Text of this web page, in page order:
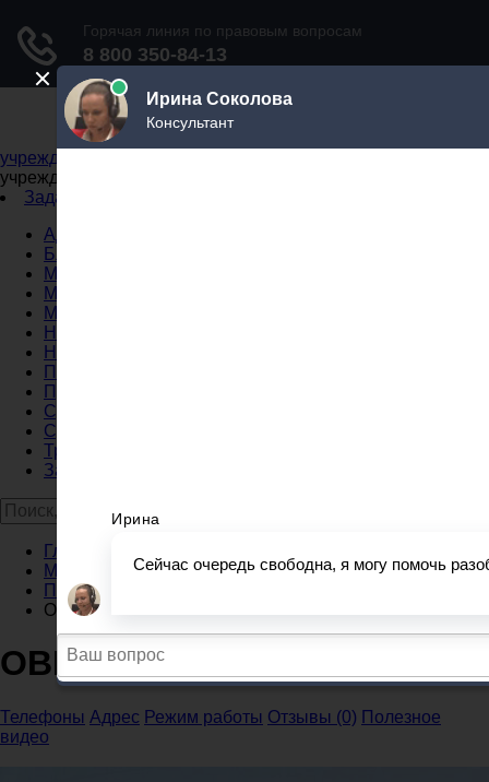
Не официальный справочник государственных
учреждений
учреждений
Задать вопрос юристу
Администрации
Бланки
МВД
Миграционные службы
МФЦ
Налоговые инспекции
Нотариусы
Почта
Прокуратура
Судебные приставы
Суды
Трудовые инспекции
Задать вопрос юристу
Главная
Миграционные службы
Пензенская область
ОВМ ОМВД РФ по Кузнецку
ОВМ ОМВД РФ по Кузнецку
Телефоны Адрес Режим работы Отзывы (0) Полезное
видео